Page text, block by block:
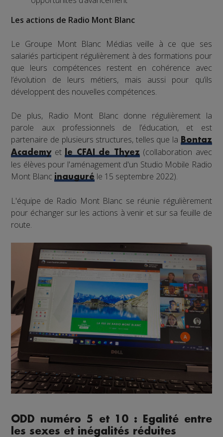
Les actions de Radio Mont Blanc
Le Groupe Mont Blanc Médias veille à ce que ses
salariés participent régulièrement à des formations pour
que leurs compétences restent en cohérence avec
l’évolution de leurs métiers, mais aussi pour qu’ils
développent des nouvelles compétences.
De plus, Radio Mont Blanc donne régulièrement la
parole aux professionnels de l’éducation, et est
partenaire de plusieurs structures, telles que la Bontaz
Academyetle CFAI de Thyez(collaboration avec
les élèves pour l'aménagement d'un Studio Mobile Radio
Mont Blancinauguré le 15 septembre 2022).
L'équipe de Radio Mont Blanc se réunie régulièrement
pour échanger sur les actions à venir et sur sa feuille de
route.
ODD numéro 5 et 10 : Egalité entre
les sexes et inégalités réduites